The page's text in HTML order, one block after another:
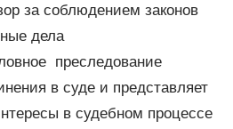
за соблюдением законов
дела
преследование
в суде и представляет
в судебном процессе